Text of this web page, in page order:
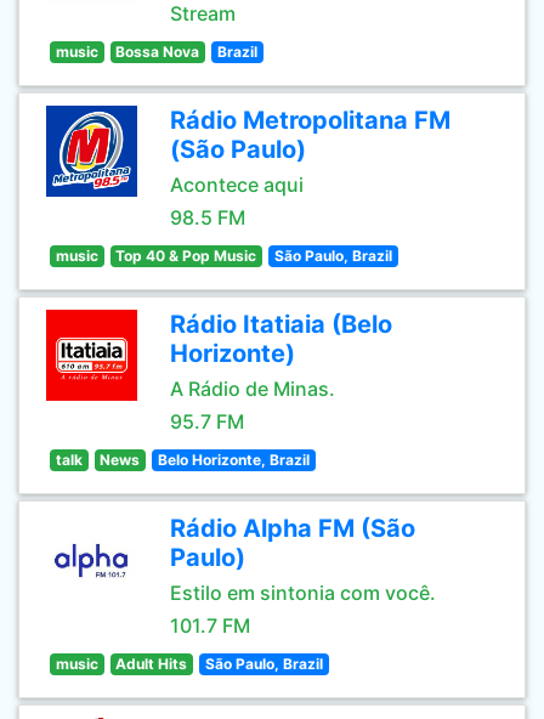
Stream
music Bossa Nova Brazil
Rádio Metropolitana FM
(São Paulo)
Acontece aqui
98.5 FM
music Top 40 & Pop Music São Paulo, Brazil
Rádio Itatiaia (Belo
Horizonte)
A Rádio de Minas.
95.7 FM
talk News Belo Horizonte, Brazil
Rádio Alpha FM (São
Paulo)
Estilo em sintonia com você.
101.7 FM
music Adult Hits São Paulo, Brazil